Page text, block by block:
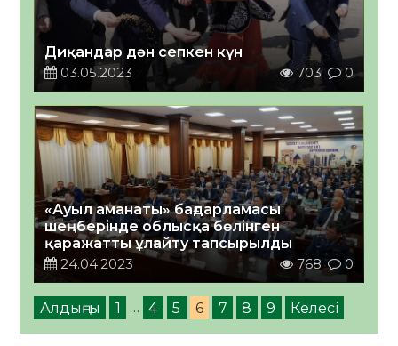
Диқандар дән сепкен күн
03.05.2023
703 0
«Ауыл аманаты» бағдарламасы
шеңберінде облысқа бөлінген
қаражатты ұлғайту тапсырылды
24.04.2023
768 0
Алдыңғы 1 … 4 5 6 7 8 9 Келесі